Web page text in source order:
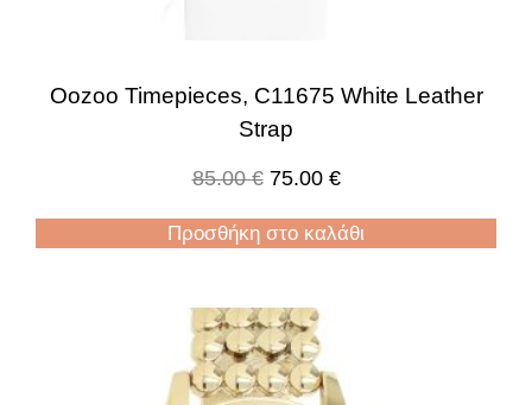
Oozoo Timepieces, C11675 White Leather
Strap
85.00€ 75.00 €
Προσθήκη στο καλάθι